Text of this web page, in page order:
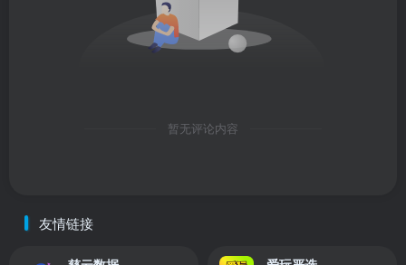
暂无评论内容
友情链接